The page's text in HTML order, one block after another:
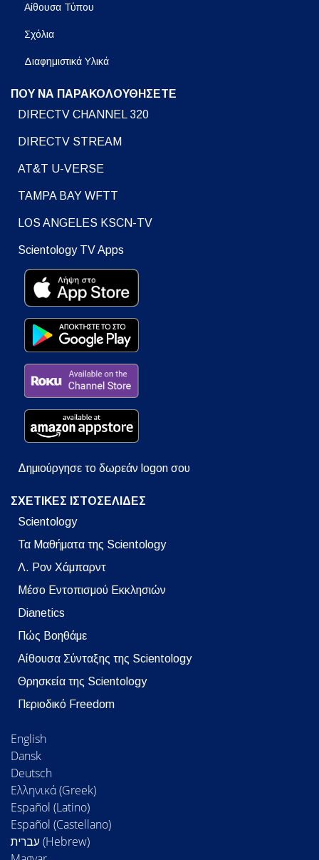
Αίθουσα Τύπου
Σχόλια
Διαφημιστικά Υλικά
ΠΟΥ ΝΑ ΠΑΡΑΚΟΛΟΥΘΗΣΕΤΕ
DIRECTV CHANNEL 320
DIRECTV STREAM
AT&T U-VERSE
TAMPA BAY WFTT
LOS ANGELES KSCN-TV
Scientology TV Apps
Δημιούργησε το δωρεάν logon σου
ΣΧΕΤΙΚΕΣ ΙΣΤΟΣΕΛΙΔΕΣ
Scientology
Τα Μαθήματα της Scientology
Λ. Ρον Χάμπαρντ
Μέσο Εντοπισμού Εκκλησιών
Dianetics
Πώς Βοηθάμε
Αίθουσα Σύνταξης της Scientology
Θρησκεία της Scientology
Περιοδικό Freedom
English
Dansk
Deutsch
Ελληνικά (Greek)
Español (Latino)
Español (Castellano)